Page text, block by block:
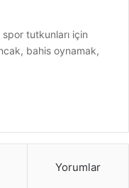
spor tutkunları için
bahis oynamak,
Yorumlar